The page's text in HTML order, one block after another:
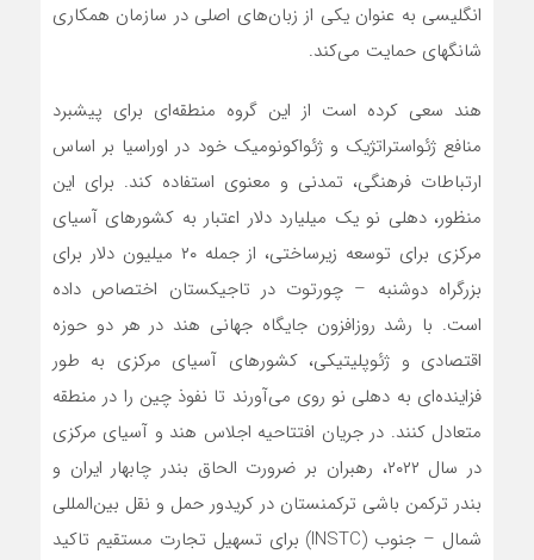
انگلیسی به عنوان یکی از زبان‌های اصلی در سازمان همکاری
شانگهای حمایت می‌کند.
هند سعی کرده است از این گروه منطقه‌ای برای پیشبرد
منافع ژئواستراتژیک و ژئواکونومیک خود در اوراسیا بر اساس
ارتباطات فرهنگی، تمدنی و معنوی استفاده کند. برای این
منظور، دهلی نو یک میلیارد دلار اعتبار به کشورهای آسیای
مرکزی برای توسعه زیرساختی، از جمله ۲۰ میلیون دلار برای
بزرگراه دوشنبه – چورتوت در تاجیکستان اختصاص داده
است. با رشد روزافزون جایگاه جهانی هند در هر دو حوزه
اقتصادی و ژئوپلیتیکی، کشورهای آسیای مرکزی به طور
فزاینده‌ای به دهلی نو روی می‌آورند تا نفوذ چین را در منطقه
متعادل کنند. در جریان افتتاحیه اجلاس هند و آسیای مرکزی
در سال ۲۰۲۲، رهبران بر ضرورت الحاق بندر چابهار ایران و
بندر ترکمن باشی ترکمنستان در کریدور حمل و نقل بین‌المللی
شمال – جنوب (INSTC) برای تسهیل تجارت مستقیم تاکید